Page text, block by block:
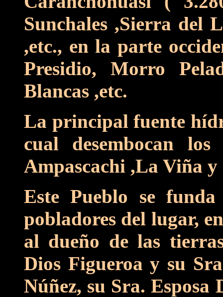
Sunchales ,Sierra del
,etc., en la parte
Presidio, Morro
Blancas ,etc.
La principal fuente
cual desembocan
Ampascachi ,La Viña
Este Pueblo se
pobladores del lugar,
al dueño de las
Dios Figueroa y su
Núñez, su Sra.